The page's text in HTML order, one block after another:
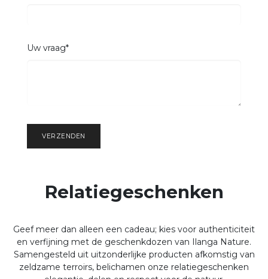
Uw vraag*
VERZENDEN
Relatiegeschenken​
Geef meer dan alleen een cadeau; kies voor authenticiteit
en verfijning met de geschenkdozen van Ilanga Nature.
Samengesteld uit uitzonderlijke producten afkomstig van
zeldzame terroirs, belichamen onze relatiegeschenken